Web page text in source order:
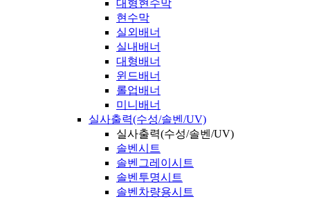
대형현수막
현수막
실외배너
실내배너
대형배너
윈드배너
롤업배너
미니배너
실사출력(수성/솔벤/UV)
실사출력(수성/솔벤/UV)
솔벤시트
솔벤그레이시트
솔벤투명시트
솔벤차량용시트